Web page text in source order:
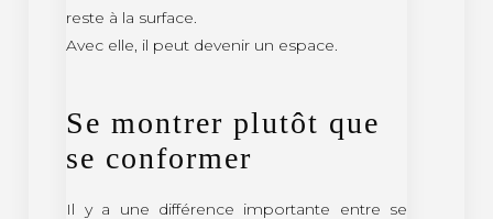
reste à la surface.
Avec elle, il peut devenir un espace.
Se montrer plutôt que
se conformer
Il y a une différence importante entre se